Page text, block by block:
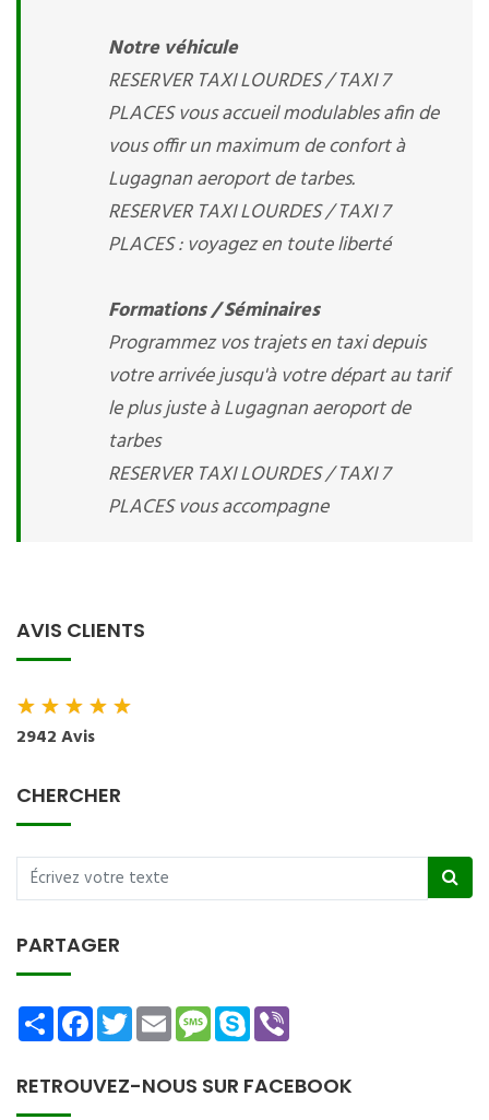
Notre véhicule
RESERVER TAXI LOURDES / TAXI 7
PLACES vous accueil modulables afin de
vous offir un maximum de confort à
Lugagnan aeroport de tarbes.
RESERVER TAXI LOURDES / TAXI 7
PLACES : voyagez en toute liberté
Formations / Séminaires
Programmez vos trajets en taxi depuis
votre arrivée jusqu'à votre départ au tarif
le plus juste à Lugagnan aeroport de
tarbes
RESERVER TAXI LOURDES / TAXI 7
PLACES vous accompagne
AVIS CLIENTS
★★★★★
2942 Avis
CHERCHER
PARTAGER
ShareFacebookTwitterEmailMessage
Skype
RETROUVEZ-NOUS SUR FACEBOOK